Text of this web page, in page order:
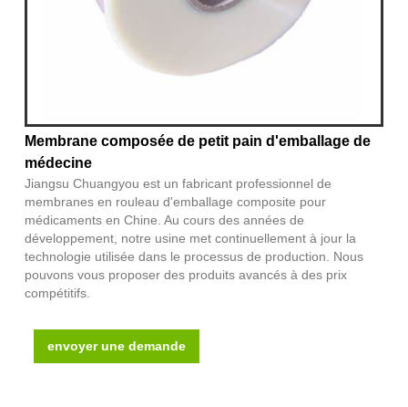
Membrane composée de petit pain d'emballage de
médecine
Jiangsu Chuangyou est un fabricant professionnel de
membranes en rouleau d'emballage composite pour
médicaments en Chine. Au cours des années de
développement, notre usine met continuellement à jour la
technologie utilisée dans le processus de production. Nous
pouvons vous proposer des produits avancés à des prix
compétitifs.
envoyer une demande